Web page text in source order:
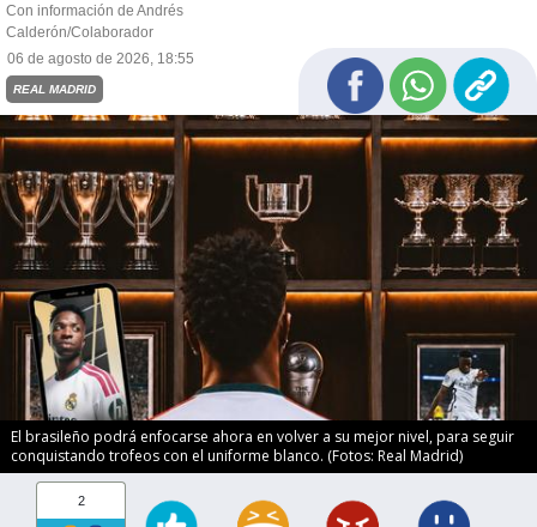
Con información de Andrés
Calderón/Colaborador
06 de agosto de 2026, 18:55
REAL MADRID
El brasileño podrá enfocarse ahora en volver a su mejor nivel, para seguir
conquistando trofeos con el uniforme blanco. (Fotos: Real Madrid)
2